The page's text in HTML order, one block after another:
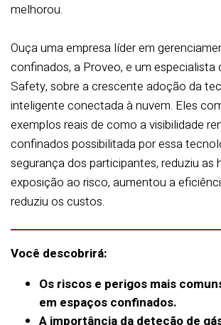
melhorou.
Ouça uma empresa líder em
confinados, a Proveo, e um especialista
Safety, sobre a crescente adoção da
inteligente conectada à nuvem. Eles
exemplos reais de como a visibilidade
confinados possibilitada por essa
segurança dos participantes, reduziu as
exposição ao risco, aumentou a
reduziu os custos.
Você descobrirá:
Os riscos e perigos mais
em espaços confinados.
A importância da deteção de